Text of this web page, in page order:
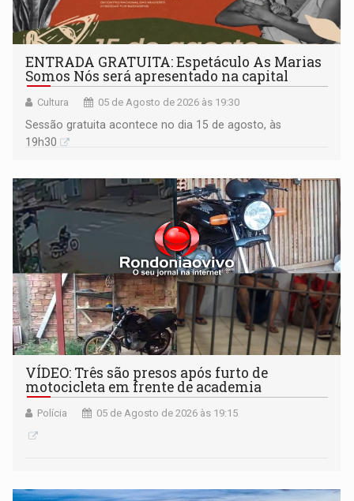
ENTRADA GRATUITA: Espetáculo As Marias
Somos Nós será apresentado na capital
Cultura 05 de Agosto de 2026 às 19:30
Sessão gratuita acontece no dia 15 de agosto, às
19h30
VÍDEO: Três são presos após furto de
motocicleta em frente de academia
Polícia 05 de Agosto de 2026 às 19:15